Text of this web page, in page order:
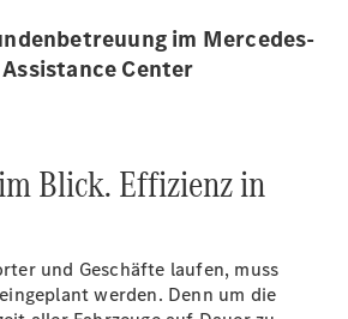
im Mercedes-
Center
Blick. Effizienz in
und Geschäfte laufen, muss
werden. Denn um die